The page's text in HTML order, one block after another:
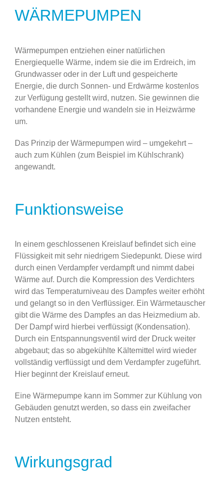
WÄRMEPUMPEN
Wärmepumpen entziehen einer natürlichen
Energiequelle Wärme, indem sie die im Erdreich, im
Grundwasser oder in der Luft und gespeicherte
Energie, die durch Sonnen- und Erdwärme kostenlos
zur Verfügung gestellt wird, nutzen. Sie gewinnen die
vorhandene Energie und wandeln sie in Heizwärme
um.
Das Prinzip der Wärmepumpen wird – umgekehrt –
auch zum Kühlen (zum Beispiel im Kühlschrank)
angewandt.
Funktionsweise
In einem geschlossenen Kreislauf befindet sich eine
Flüssigkeit mit sehr niedrigem Siedepunkt. Diese wird
durch einen Verdampfer verdampft und nimmt dabei
Wärme auf. Durch die Kompression des Verdichters
wird das Temperaturniveau des Dampfes weiter erhöht
und gelangt so in den Verflüssiger. Ein Wärmetauscher
gibt die Wärme des Dampfes an das Heizmedium ab.
Der Dampf wird hierbei verflüssigt (Kondensation).
Durch ein Entspannungsventil wird der Druck weiter
abgebaut; das so abgekühlte Kältemittel wird wieder
vollständig verflüssigt und dem Verdampfer zugeführt.
Hier beginnt der Kreislauf erneut.
Eine Wärmepumpe kann im Sommer zur Kühlung von
Gebäuden genutzt werden, so dass ein zweifacher
Nutzen entsteht.
Wirkungsgrad